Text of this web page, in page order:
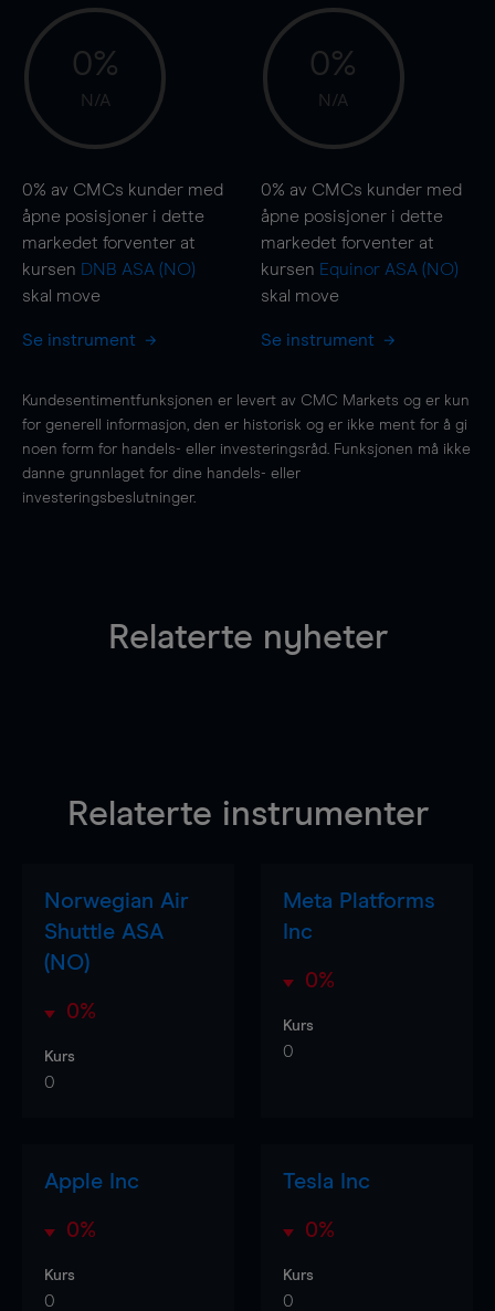
0%
N/A
0% av CMCs kunder med
åpne posisjoner i dette
markedet forventer at
kursen DNB ASA (NO)
skal move
Se instrument
0%
N/A
0% av CMCs kunder med
åpne posisjoner i dette
markedet forventer at
kursen Equinor ASA (NO)
skal move
Se instrument
Kundesentimentfunksjonen er levert av CMC Markets og er kun
for generell informasjon, den er historisk og er ikke ment for å gi
noen form for handels- eller investeringsråd. Funksjonen må ikke
danne grunnlaget for dine handels- eller
investeringsbeslutninger.
Relaterte nyheter
Relaterte instrumenter
Norwegian Air
Shuttle ASA
(NO)
0%
Kurs
0
Meta Platforms
Inc
0%
Kurs
0
Apple Inc
0%
Kurs
0
Tesla Inc
0%
Kurs
0